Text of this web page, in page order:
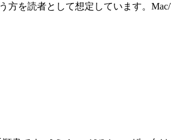
を読者として想定しています。Mac/